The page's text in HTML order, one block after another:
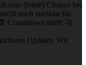
eine (letzte) Chance bei
euch startklar für
Countdown läuft! 🚀
Updates. Wir